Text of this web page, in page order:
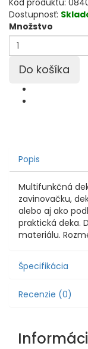
Kód produktu:
Dostupnosť:
Množstvo
Popis
Multifunkčná
zavinovačku,
alebo aj ako
praktická deka.
materiálu.
Špecifikácia
Recenzie (0)